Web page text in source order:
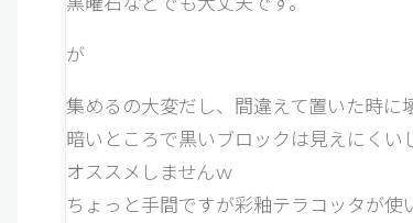
が
集めるの大変だし、間違えて置いた時に
暗いところで黒いブロックは見えにく
オススメしませんｗ
ちょっと手間ですが彩釉テラコッタが使